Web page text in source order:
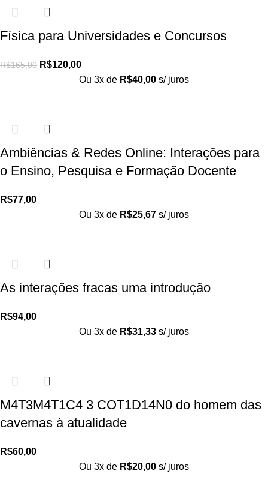
Física para Universidades e Concursos
R$165,00 R$120,00
Ou 3x de R$40,00 s/ juros
Ambiências & Redes Online: Interações para
o Ensino, Pesquisa e Formação Docente
R$77,00
Ou 3x de R$25,67 s/ juros
As interações fracas uma introdução
R$94,00
Ou 3x de R$31,33 s/ juros
M4T3M4T1C4 3 COT1D14N0 do homem das
cavernas à atualidade
R$60,00
Ou 3x de R$20,00 s/ juros